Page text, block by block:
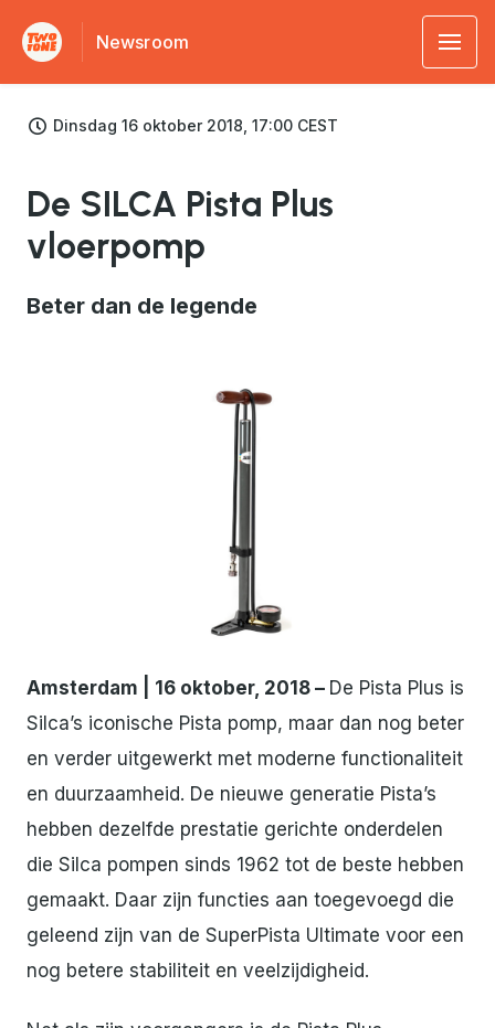
Newsroom
Dinsdag 16 oktober 2018, 17:00 CEST
De SILCA Pista Plus
vloerpomp
Beter dan de legende
Amsterdam | 16 oktober, 2018 – De Pista Plus is
Silca’s iconische Pista pomp, maar dan nog beter
en verder uitgewerkt met moderne functionaliteit
en duurzaamheid. De nieuwe generatie Pista’s
hebben dezelfde prestatie gerichte onderdelen
die Silca pompen sinds 1962 tot de beste hebben
gemaakt. Daar zijn functies aan toegevoegd die
geleend zijn van de SuperPista Ultimate voor een
nog betere stabiliteit en veelzijdigheid.